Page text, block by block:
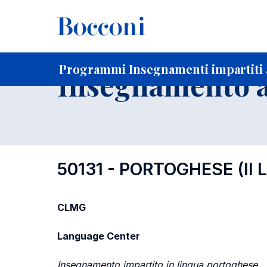
Programmi Insegnamenti impartiti
Home Per studenti iscritti
Insegnamento
50131 - PORTOGHESE (II
CLMG
Language Center
Insegnamento impartito in lingua portoghese